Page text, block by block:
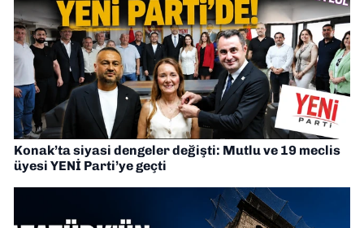
Konak’ta siyasi dengeler değişti: Mutlu ve 19 meclis
üyesi YENİ Parti’ye geçti